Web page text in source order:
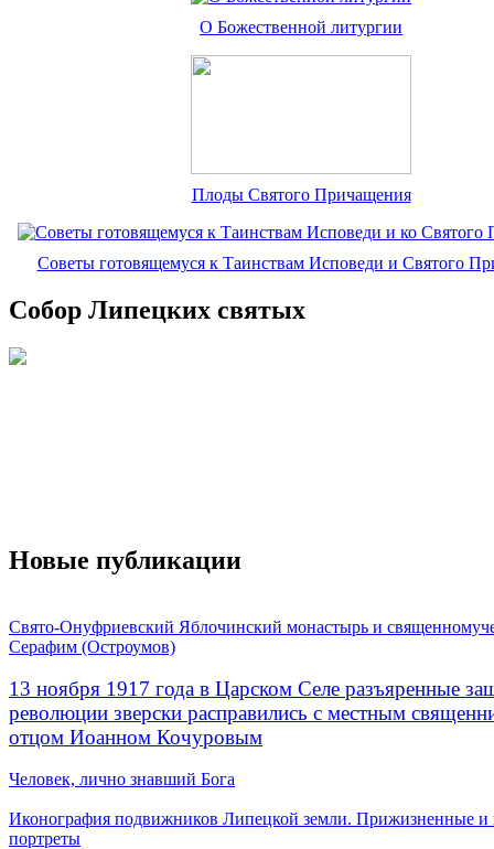
О Божественной литургии
Плоды Святого Причащения
Советы готовящемуся к Таинствам Исповеди и Святого
Собор Липецких святых
Новые публикации
Свято-Онуфриевский Яблочинский монастырь и
Серафим (Остроумов)
13 ноября 1917 года в Царском Селе разъяренные
революции зверски расправились с местным
отцом Иоанном Кочуровым
Человек, лично знавший Бога
Иконография подвижников Липецкой земли. Прижизненные и
портреты